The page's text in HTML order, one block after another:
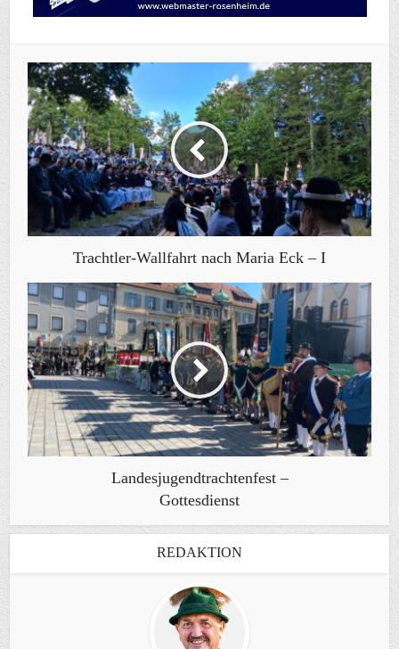
Trachtler-Wallfahrt nach Maria Eck – I
Landesjugendtrachtenfest –
Gottesdienst
REDAKTION